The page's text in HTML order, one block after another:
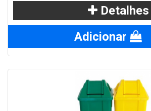
Detalhes
Adicionar